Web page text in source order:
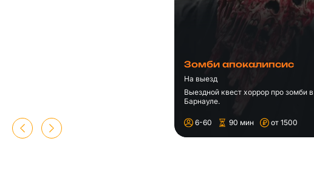
Зомби апокалипсис
На выезд
Выездной квест хоррор про зомби в
Барнауле.
6-60 90 мин от 1500